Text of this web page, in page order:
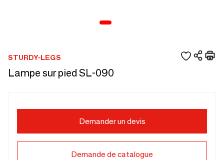
STURDY-LEGS
Lampe sur pied SL-090
Demander un devis
Demande de catalogue